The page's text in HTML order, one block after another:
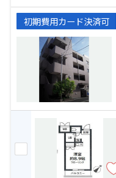
初期費用カード決済可